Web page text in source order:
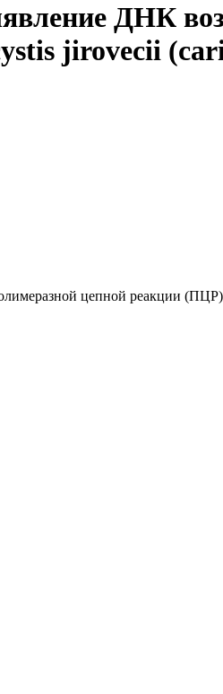
ДНК
jirovecii
цепной реакции